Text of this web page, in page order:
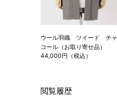
ウール羽織 ツイード チャ
コール（お取り寄せ品）
44,000円（税込）
閲覧履歴